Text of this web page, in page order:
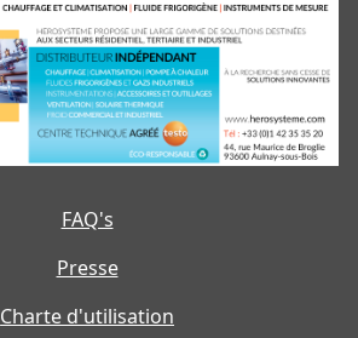
FAQ's
Presse
Charte d'utilisation